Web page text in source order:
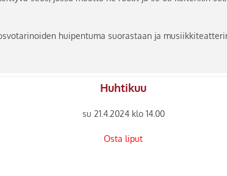
huipentuma suorastaan ja
Huhtikuu
su 21.4.2024 klo 14.00
Osta liput